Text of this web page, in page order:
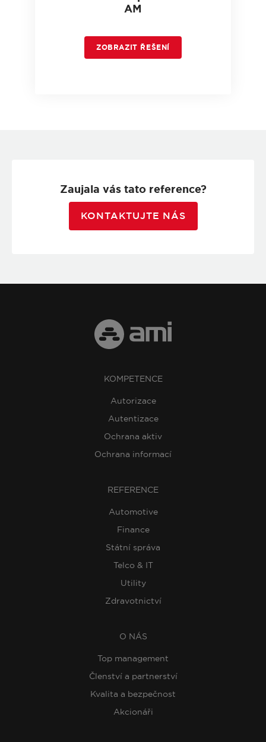
AM
ZOBRAZIT ŘEŠENÍ
Zaujala vás tato reference?
KONTAKTUJTE NÁS
KOMPETENCE
Autorizace
Autentizace
Ochrana aktiv
Ochrana informací
REFERENCE
Automotive
Finance
Státní správa
Telco & IT
Utility
Zdravotnictví
O NÁS
Top management
Členství a partnerství
Kvalita a bezpečnost
Akcionáři